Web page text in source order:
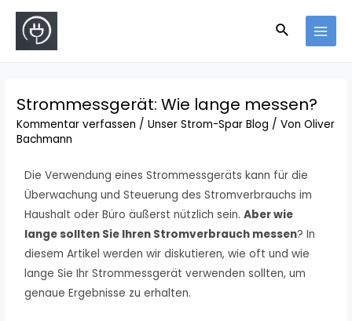
Strommessgerät: Wie lange messen?
Kommentar verfassen /Unser Strom-Spar Blog / VonOliver
Bachmann
Die Verwendung eines Strommessgeräts kann für die
Überwachung und Steuerung des Stromverbrauchs im
Haushalt oder Büro äußerst nützlich sein.Aber wie
lange sollten Sie Ihren Stromverbrauch messen? In
diesem Artikel werden wir diskutieren, wie oft und wie
lange Sie Ihr Strommessgerät verwenden sollten, um
genaue Ergebnisse zu erhalten.